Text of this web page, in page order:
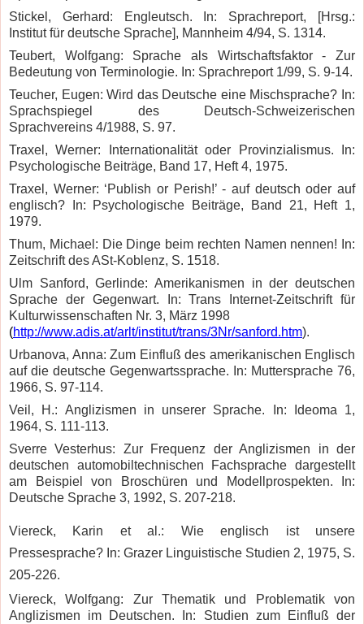
Stickel, Gerhard: Engleutsch. In: Sprachreport, [Hrsg.:
Institut für deutsche Sprache], Mannheim 4/94, S. 1314.
Teubert, Wolfgang: Sprache als Wirtschaftsfaktor - Zur
Bedeutung von Terminologie. In: Sprachreport 1/99, S. 9-14.
Teucher, Eugen: Wird das Deutsche eine Mischsprache? In:
Sprachspiegel des Deutsch-Schweizerischen
Sprachvereins 4/1988, S. 97.
Traxel, Werner: Internationalität oder Provinzialismus. In:
Psychologische Beiträge, Band 17, Heft 4, 1975.
Traxel, Werner: ‘Publish or Perish!’ - auf deutsch oder auf
englisch? In: Psychologische Beiträge, Band 21, Heft 1,
1979.
Thum, Michael: Die Dinge beim rechten Namen nennen! In:
Zeitschrift des ASt-Koblenz, S. 1518.
Ulm Sanford, Gerlinde: Amerikanismen in der deutschen
Sprache der Gegenwart. In: Trans Internet-Zeitschrift für
Kulturwissenschaften Nr. 3, März 1998
(http://www.adis.at/arlt/institut/trans/3Nr/sanford.htm).
Urbanova, Anna: Zum Einfluß des amerikanischen Englisch
auf die deutsche Gegenwartssprache. In: Muttersprache 76,
1966, S. 97-114.
Veil, H.: Anglizismen in unserer Sprache. In: Ideoma 1,
1964, S. 111-113.
Sverre Vesterhus: Zur Frequenz der Anglizismen in der
deutschen automobiltechnischen Fachsprache dargestellt
am Beispiel von Broschüren und Modellprospekten. In:
Deutsche Sprache 3, 1992, S. 207-218.
Viereck, Karin et al.: Wie englisch ist unsere
Pressesprache? In: Grazer Linguistische Studien 2, 1975, S.
205-226.
Viereck, Wolfgang: Zur Thematik und Problematik von
Anglizismen im Deutschen. In: Studien zum Einfluß der